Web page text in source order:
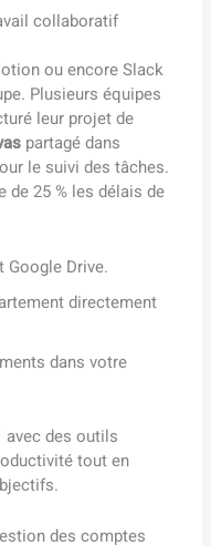
collaboratif
ou encore Slack
Plusieurs équipes
leur projet de
partagé dans
le suivi des tâches.
de 25 % les délais de
Google Drive.
directement
dans votre
avec des outils
tout en
des comptes